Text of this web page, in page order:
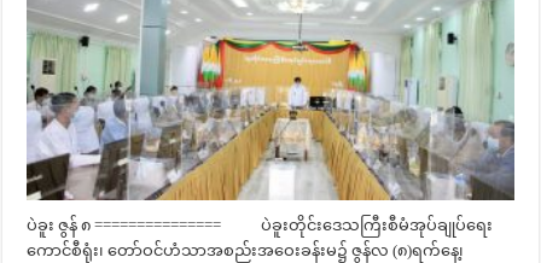
ပဲခူး ဇွန် ၈ =============== ပဲခူးတိုင်းဒေသကြီးစီမံအုပ်ချုပ်ရေး
ကောင်စီရုံး၊ တော်ဝင်ဟံသာအစည်းအဝေးခန်းမ၌ ဇွန်လ (၈)ရက်နေ့၊